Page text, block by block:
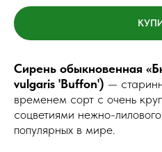
Сирень обыкновенная
vulgaris 'Buffon') —
временем сорт с очень
соцветиями нежно-
популярных в мире.